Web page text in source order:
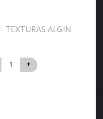
- TEXTURAS ALGIN
+